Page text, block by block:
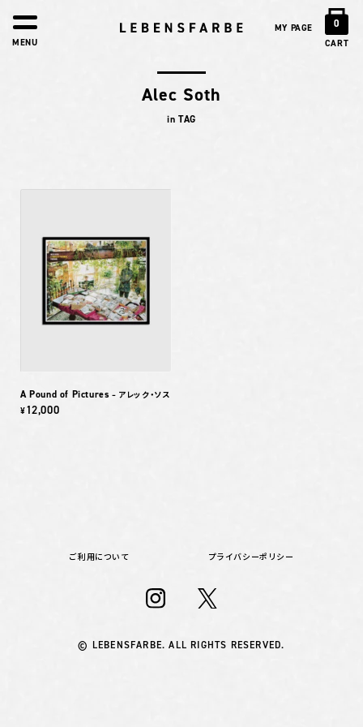
MY PAGE 0
CART
MENU
Alec Soth
in TAG
A Pound of Pictures – アレック・ソス
¥12,000
ご利用について プライバシーポリシー
© LEBENSFARBE. ALL RIGHTS RESERVED.